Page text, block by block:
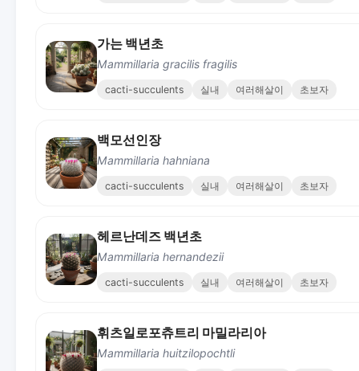
가는 백년초
Mammillaria gracilis fragilis
cacti-succulents 실내 여러해살이 초보자
백모선인장
Mammillaria hahniana
cacti-succulents 실내 여러해살이 초보자
헤르난데즈 백년초
Mammillaria hernandezii
cacti-succulents 실내 여러해살이 초보자
휘츠일로포츄트리 마밀라리아
Mammillaria huitzilopochtli